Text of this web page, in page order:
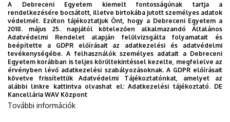
Email
szegedi.rebeka@agr.unideb.hu
Cím
4400 Nyíregyháza Westsik Vilmos út 4-6
Épület, emelet, ajtó
NYKI Szaktanácsadási Központ (Nyíregyháza),
földszint
A Debreceni Egyetem kiemelt fontosságúnak tartja a
rendelkezésére bocsátott, illetve birtokába jutott személyes adatok
védelmét. Ezúton tájékoztatjuk Önt, hogy a Debreceni Egyetem a
2018. május 25. napjától kötelezően alkalmazandó Általános
Adatvédelmi Rendelet alapján felülvizsgálta folyamatait és
beépítette a GDPR előírásait az adatkezelési és adatvédelmi
tevékenységébe. A felhasználók személyes adatait a Debreceni
Egyetem korábban is teljes körültekintéssel kezelte, megfelelve az
érvényben lévő adatkezelési szabályozásoknak. A GDPR előírásait
követve frissítettük Adatvédelmi Tájékoztatónkat, amelyet az
alábbi linkre kattintva olvashat el:Adatkezelési tájékoztató. DE
Kancellária WAV Központ
További információk